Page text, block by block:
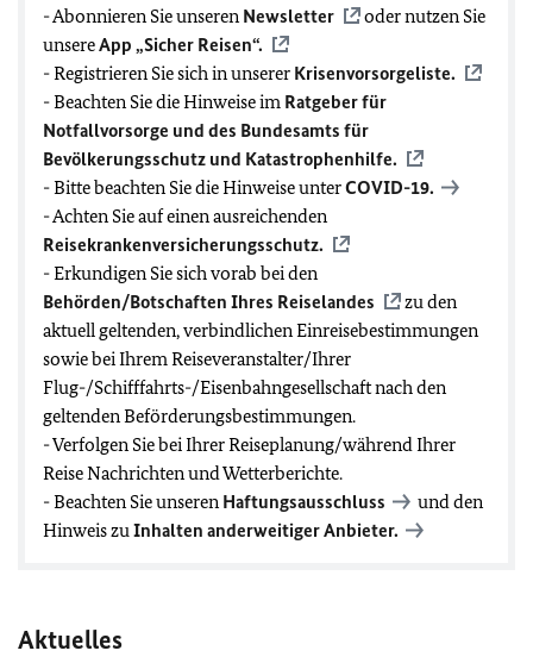
- Abonnieren Sie unseren Newsletter
oder nutzen Sie
unsereApp „Sicher Reisen“.
- Registrieren Sie sich in unserer Krisenvorsorgeliste.
- Beachten Sie die Hinweise im Ratgeber für
Notfallvorsorge und des Bundesamts für
Bevölkerungsschutz und Katastrophenhilfe.
- Bitte beachten Sie die Hinweise unterCOVID-19.
- Achten Sie auf einen ausreichenden
Reisekrankenversicherungsschutz.
- Erkundigen Sie sich vorab bei den
Behörden/Botschaften Ihres Reiselandes
zu den
aktuell geltenden, verbindlichen Einreisebestimmungen
sowie bei Ihrem Reiseveranstalter/Ihrer
Flug-/Schifffahrts-/Eisenbahngesellschaft nach den
geltenden Beförderungsbestimmungen.
- Verfolgen Sie bei Ihrer Reiseplanung/während Ihrer
Reise Nachrichten und Wetterberichte.
- Beachten Sie unseren Haftungsausschluss
und den
Hinweis zuInhalten anderweitiger Anbieter.
Aktuelles